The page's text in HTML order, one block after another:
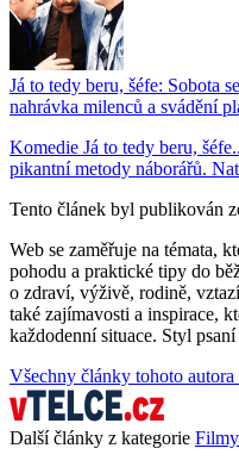
Já to tedy beru, šéfe: Sobota
nahrávka milenců a svádění
Komedie Já to tedy beru,
pikantní metody náborářů.
Tento článek byl publikován
Web se zaměřuje na témata,
pohodu a praktické tipy do
o zdraví, výživě, rodině,
také zajímavosti a inspirace,
každodenní situace. Styl psaní
Všechny články tohoto
Další články z kategorie